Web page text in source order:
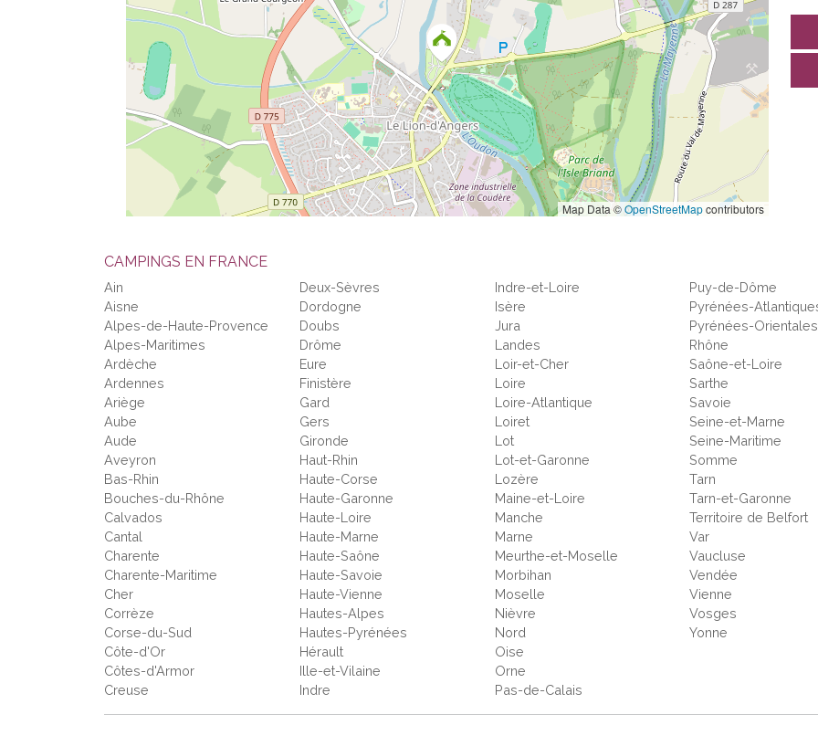
Map Data ©OpenStreetMapcontributors
CAMPINGS EN FRANCE
Ain
Aisne
Alpes-de-Haute-Provence
Alpes-Maritimes
Ardèche
Ardennes
Ariège
Aube
Aude
Aveyron
Bas-Rhin
Bouches-du-Rhône
Calvados
Cantal
Charente
Charente-Maritime
Cher
Corrèze
Corse-du-Sud
Côte-d'Or
Côtes-d'Armor
Creuse
Deux-Sèvres
Dordogne
Doubs
Drôme
Eure
Finistère
Gard
Gers
Gironde
Haut-Rhin
Haute-Corse
Haute-Garonne
Haute-Loire
Haute-Marne
Haute-Saône
Haute-Savoie
Haute-Vienne
Hautes-Alpes
Hautes-Pyrénées
Hérault
Ille-et-Vilaine
Indre
Indre-et-Loire
Isère
Jura
Landes
Loir-et-Cher
Loire
Loire-Atlantique
Loiret
Lot
Lot-et-Garonne
Lozère
Maine-et-Loire
Manche
Marne
Meurthe-et-Moselle
Morbihan
Moselle
Nièvre
Nord
Oise
Orne
Pas-de-Calais
Puy-de-Dôme
Pyrénées-
Pyrénées-Orientales
Rhône
Saône-et-Loire
Sarthe
Savoie
Seine-et-Marne
Seine-Maritime
Somme
Tarn
Tarn-et-Garonne
Territoire de Belfort
Var
Vaucluse
Vendée
Vienne
Vosges
Yonne